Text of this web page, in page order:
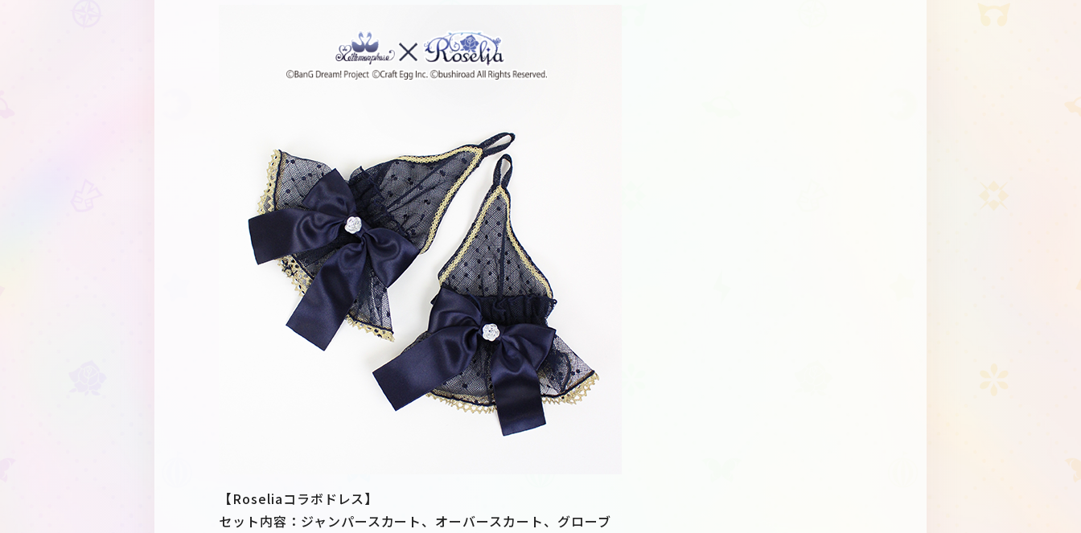
【Roseliaコラボドレス】
セット内容：ジャンパースカート、オーバースカート、グローブ